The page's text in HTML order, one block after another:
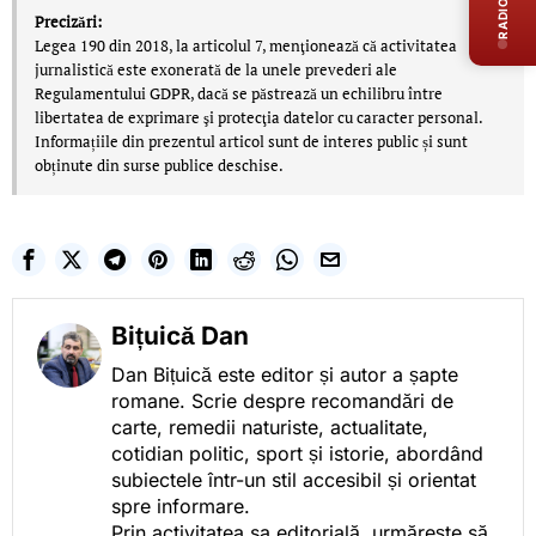
Precizări:
Legea 190 din 2018, la articolul 7, menţionează că activitatea
jurnalistică este exonerată de la unele prevederi ale
Regulamentului GDPR, dacă se păstrează un echilibru între
libertatea de exprimare şi protecţia datelor cu caracter personal.
Informațiile din prezentul articol sunt de interes public și sunt
obținute din surse publice deschise.
Bițuică Dan
Dan Bițuică este editor și autor a șapte
romane. Scrie despre recomandări de
carte, remedii naturiste, actualitate,
cotidian politic, sport și istorie, abordând
subiectele într-un stil accesibil și orientat
spre informare.